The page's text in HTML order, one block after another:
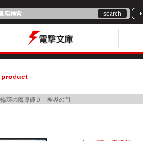
search
product
輪環の魔導師９ 神界の門